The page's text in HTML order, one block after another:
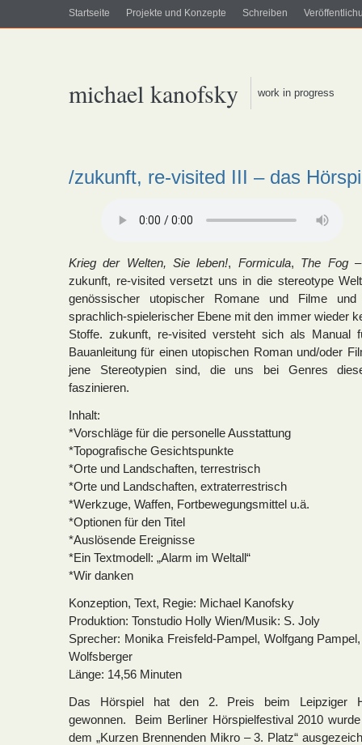
Startseite Projekte und Konzepte Schreiben
michael kanofsky work in progress
/zukunft, re-visited III – das
Krieg der Welten, Sie leben!, Formicula, The Fog
zukunft, re-visited versetzt uns in die stereotype
genössischer utopischer Romane und Filme
sprachlich-spielerischer Ebene mit den immer wieder
Stoffe. zukunft, re-visited versteht sich als Manual
Bauanleitung für einen utopischen Roman und/oder
jene Stereotypien sind, die uns bei Genres
faszinieren.
Inhalt:
*Vorschläge für die personelle Ausstattung
*Topografische Gesichtspunkte
*Orte und Landschaften, terrestrisch
*Orte und Landschaften, extraterrestrisch
*Werkzuge, Waffen, Fortbewegungsmittel u.ä.
*Optionen für den Titel
*Auslösende Ereignisse
*Ein Textmodell: „Alarm im Weltall“
*Wir danken
Konzeption, Text, Regie: Michael Kanofsky
Produktion: Tonstudio Holly Wien/Musik: S. Joly
Sprecher: Monika Freisfeld-Pampel, Wolfgang
Wolfsberger
Länge: 14,56 Minuten
Das Hörspiel hat den 2. Preis beim Leipziger
gewonnen. Beim Berliner Hörspielfestival 2010
dem „Kurzen Brennenden Mikro – 3. Platz“